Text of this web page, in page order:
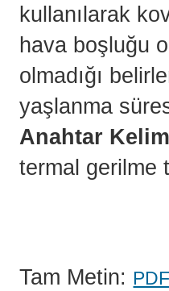
kullanılarak
hava boşluğu
olmadığı
yaşlanma
Anahtar
termal gerilme
Tam Metin: PDF